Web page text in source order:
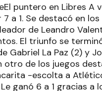
puntero en Libres A
7 a 1. Se destacó en
de Leandro
El triunfo se
Gabriel La Paz (2) y
otro de los juegos
-escolta a
ganó 6 a 1 gracias a